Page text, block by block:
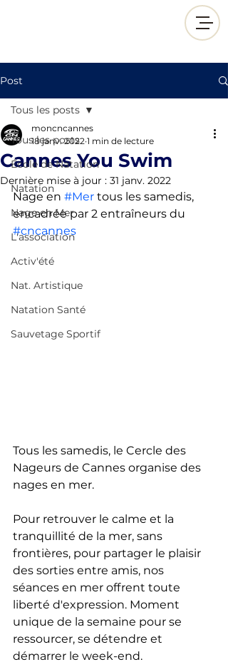
Post
Tous les posts
École de Natation
Natation
Nage en Mer
L'association
Activ'été
Nat. Artistique
Natation Santé
Sauvetage Sportif
Tous les posts
Cannes You Swim
moncncannes
18 janv. 2022 1 min de lecture
Dernière mise à jour : 31 janv. 2022
Nage en #Mer tous les samedis,
encadrée par 2 entraîneurs du
#cncannes
Tous les samedis, le Cercle des
Nageurs de Cannes organise des
nages en mer.
Pour retrouver le calme et la
tranquillité de la mer, sans
frontières, pour partager le plaisir
des sorties entre amis, nos
séances en mer offrent toute
liberté d'expression. Moment
unique de la semaine pour se
ressourcer, se détendre et
démarrer le week-end.